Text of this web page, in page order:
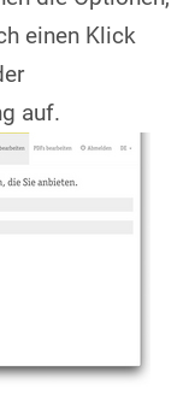
einen Klick
auf.